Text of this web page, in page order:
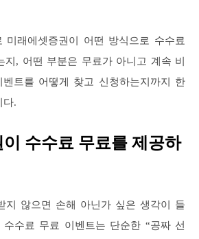
미래에셋증권이 어떤 방식으로 수수료
지, 어떤 부분은 무료가 아니고 계속 비
트를 어떻게 찾고 신청하는지까지 한
다.
수수료 무료를 제공하
지 않으면 손해 아닌가 싶은 생각이 들
수료 무료 이벤트는 단순한 “공짜 선